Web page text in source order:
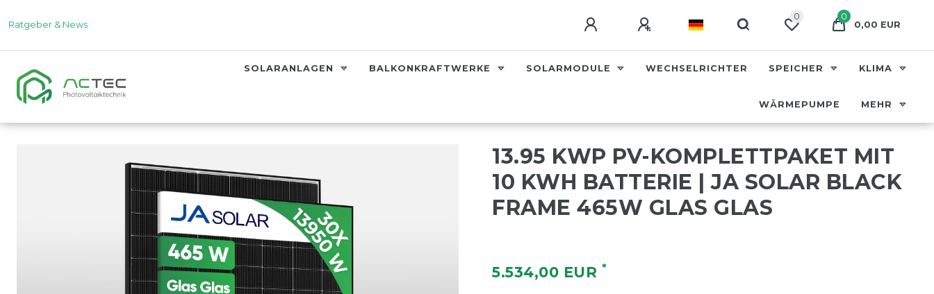
Ratgeber & News
0
0
0,00 EUR
SOLARANLAGEN BALKONKRAFTWERKE SOLARMODULE WECHSELRICHTER SPEICHER KLIMA
WÄRMEPUMPE MEHR
13.95 KWP PV-KOMPLETTPAKET MIT
10 KWH BATTERIE | JA SOLAR BLACK
FRAME 465W GLAS GLAS
5.534,00 EUR *